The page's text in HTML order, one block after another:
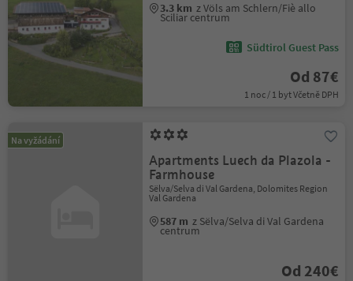
3.3 km z Völs am Schlern/Fiè allo
Sciliar centrum
Südtirol Guest Pass
Od 87€
1 noc / 1 byt Včetně DPH
Na vyžádání
Apartments Luech da Plazola -
Farmhouse
Sëlva/Selva di Val Gardena, Dolomites Region
Val Gardena
587 m z Sëlva/Selva di Val Gardena
centrum
Od 240€